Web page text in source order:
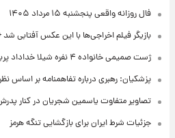
فال روزانه واقعی پنجشنبه ۱۵ مرداد ۱۴۰۵
بازیگر فیلم اخراجی‌ها با این عکس آفتابی
ژست صمیمی خانواده ۴ نفره شیلا خداداد پربازدید شد + عکس
پزشکیان: رهبری درباره تفاهمنامه بر اساس
تصاویر متفاوت یاسمین شجریان در کنار
جزئیات شرط ایران برای بازگشایی تنگه هرمز